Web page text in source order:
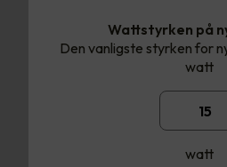
Wattstyrken på
Den vanligste styrken for
watt
watt